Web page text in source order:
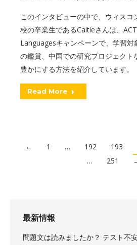
このインタビューの中で、ウィスコ
校の卒業生であるCaitieさんは、
Languagesキャンペーンで、学習対
の鑑賞、中国での研究プロジェクト
豊かにする方法を紹介しています。
Read More
← 1 … 192 193
…
251
最新情報
問題文は読みましたか？ テスト不